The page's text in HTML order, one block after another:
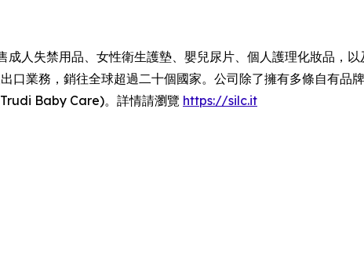
人失禁用品、女性衛生護墊、嬰兒尿片、個人護理化妝品，
口業務，銷往全球超過二十個國家。公司除了擁有多條自有品
Baby Care)。詳情請瀏覽 https://silc.it